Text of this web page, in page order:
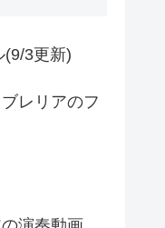
(9/3更新)
レリアのフ